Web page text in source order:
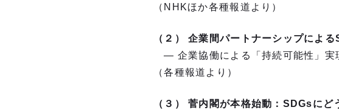
（NHKほか各種報道より）
（２） 企業間パートナーシップによ
― 企業協働による「持続可能性」実
（各種報道より）
（３） 菅内閣が本格始動：SDGsにど